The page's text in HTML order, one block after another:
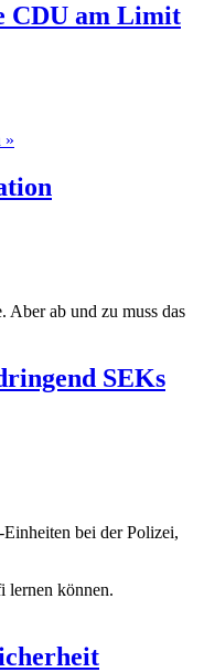
CDU am Limit
»
Aber ab und zu muss das
SEKs
bei der Polizei,
lernen können.